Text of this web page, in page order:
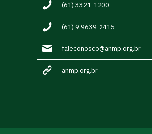
(61) 3321-1200
(61) 9.9639-2415
faleconosco@anmp.org.br
anmp.org.br